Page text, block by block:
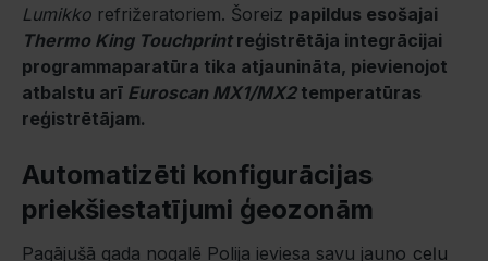
Lumikko refrižeratoriem. Šoreiz papildus esošajai
Thermo King Touchprintreģistrētāja integrācijai
programmaparatūra tika atjaunināta, pievienojot
atbalstu arī Euroscan MX1/MX2temperatūras
reģistrētājam.
Automatizēti konfigurācijas
priekšiestatījumi ģeozonām
Pagājušā gada nogalē Polija ieviesa savu jauno ceļu